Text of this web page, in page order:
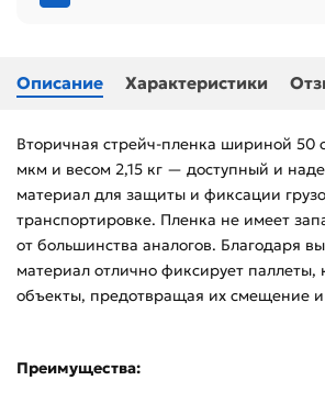
Описание Характеристики
Вторичная стрейч-пленка шириной 50
мкм и весом 2,15 кг — доступный и
материал для защиты и фиксации
транспортировке. Пленка не имеет
от большинства аналогов. Благодаря
материал отлично фиксирует паллеты,
объекты, предотвращая их смещение
Преимущества: